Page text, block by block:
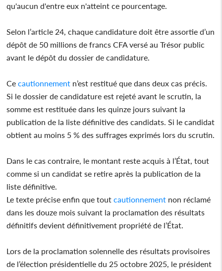
qu'aucun d'entre eux n'atteint ce pourcentage.
Selon l’article 24, chaque candidature doit être assortie d’un
dépôt de 50 millions de francs CFA versé au Trésor public
avant le dépôt du dossier de candidature.
Ce cautionnement n’est restitué que dans deux cas précis.
Si le dossier de candidature est rejeté avant le scrutin, la
somme est restituée dans les quinze jours suivant la
publication de la liste définitive des candidats. Si le candidat
obtient au moins 5 % des suffrages exprimés lors du scrutin.
Dans le cas contraire, le montant reste acquis à l’État, tout
comme si un candidat se retire après la publication de la
liste définitive.
Le texte précise enfin que tout cautionnement non réclamé
dans les douze mois suivant la proclamation des résultats
définitifs devient définitivement propriété de l’État.
Lors de la proclamation solennelle des résultats provisoires
de l’élection présidentielle du 25 octobre 2025, le président